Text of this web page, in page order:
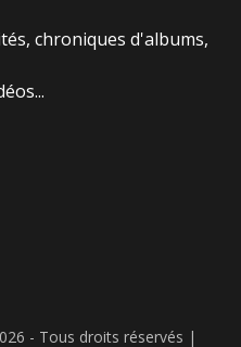
chroniques d'albums,
- Tous droits réservés |